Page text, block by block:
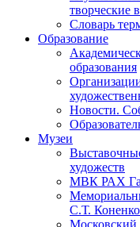
творческие
Словарь
Образование
образования
Новости.
Музеи
художеств
МВК РАХ
С.Т.
Московский